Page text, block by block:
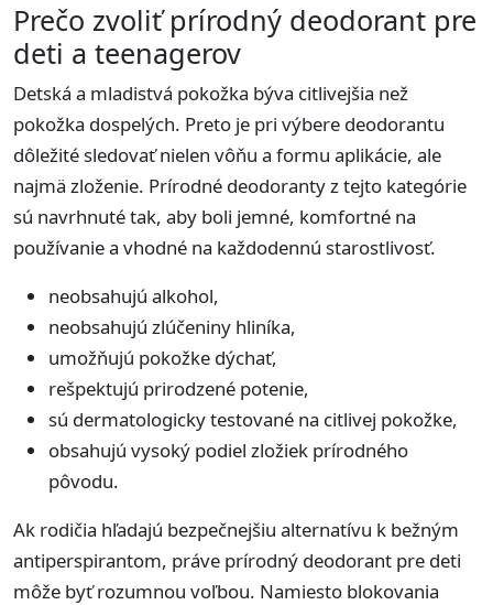
Prečo zvoliť prírodný deodorant pre
deti a teenagerov
Detská a mladistvá pokožka býva citlivejšia než
pokožka dospelých. Preto je pri výbere deodorantu
dôležité sledovať nielen vôňu a formu aplikácie, ale
najmä zloženie. Prírodné deodoranty z tejto kategórie
sú navrhnuté tak, aby boli jemné, komfortné na
používanie a vhodné na každodennú starostlivosť.
neobsahujú alkohol,
neobsahujú zlúčeniny hliníka,
umožňujú pokožke dýchať,
rešpektujú prirodzené potenie,
sú dermatologicky testované na citlivej pokožke,
obsahujú vysoký podiel zložiek prírodného
pôvodu.
Ak rodičia hľadajú bezpečnejšiu alternatívu k bežným
antiperspirantom, práve prírodný deodorant pre deti
môže byť rozumnou voľbou. Namiesto blokovania